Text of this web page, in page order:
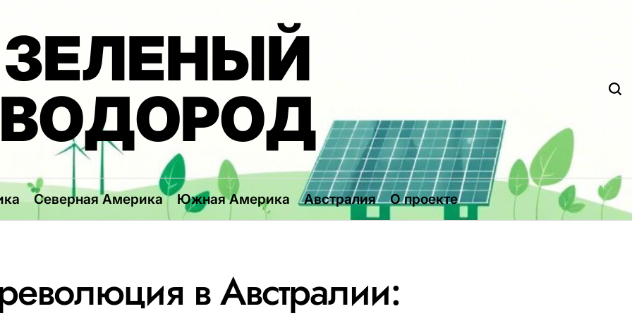
ЗЕЛЕНЫЙ
ВОДОРОД
Северная Америка Южная Америка Австралия О проекте
в Австралии: